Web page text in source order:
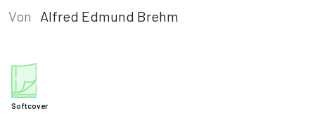
Von Alfred Edmund Brehm
Softcover